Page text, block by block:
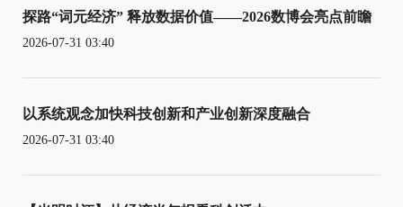
探路“词元经济” 释放数据价值——2026数博会亮点前瞻
2026-07-31 03:40
以系统观念加快科技创新和产业创新深度融合
2026-07-31 03:40